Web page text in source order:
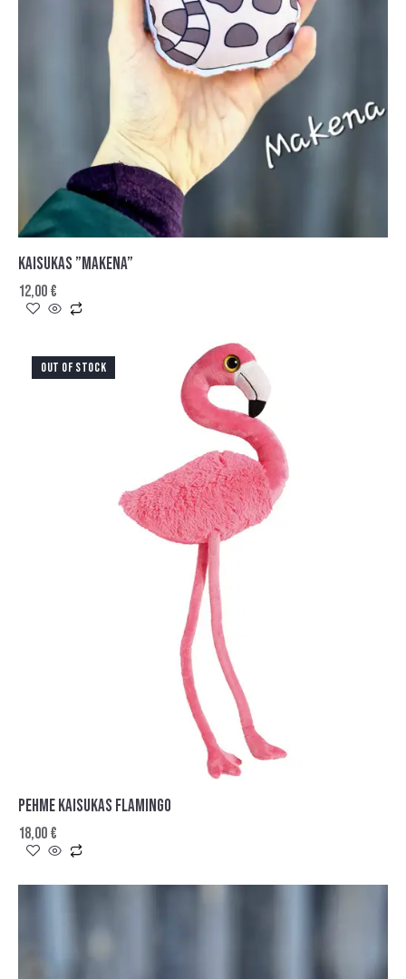
KAISUKAS ”MAKENA”
12,00€
OUT OF STOCK
PEHME KAISUKAS FLAMINGO
18,00€